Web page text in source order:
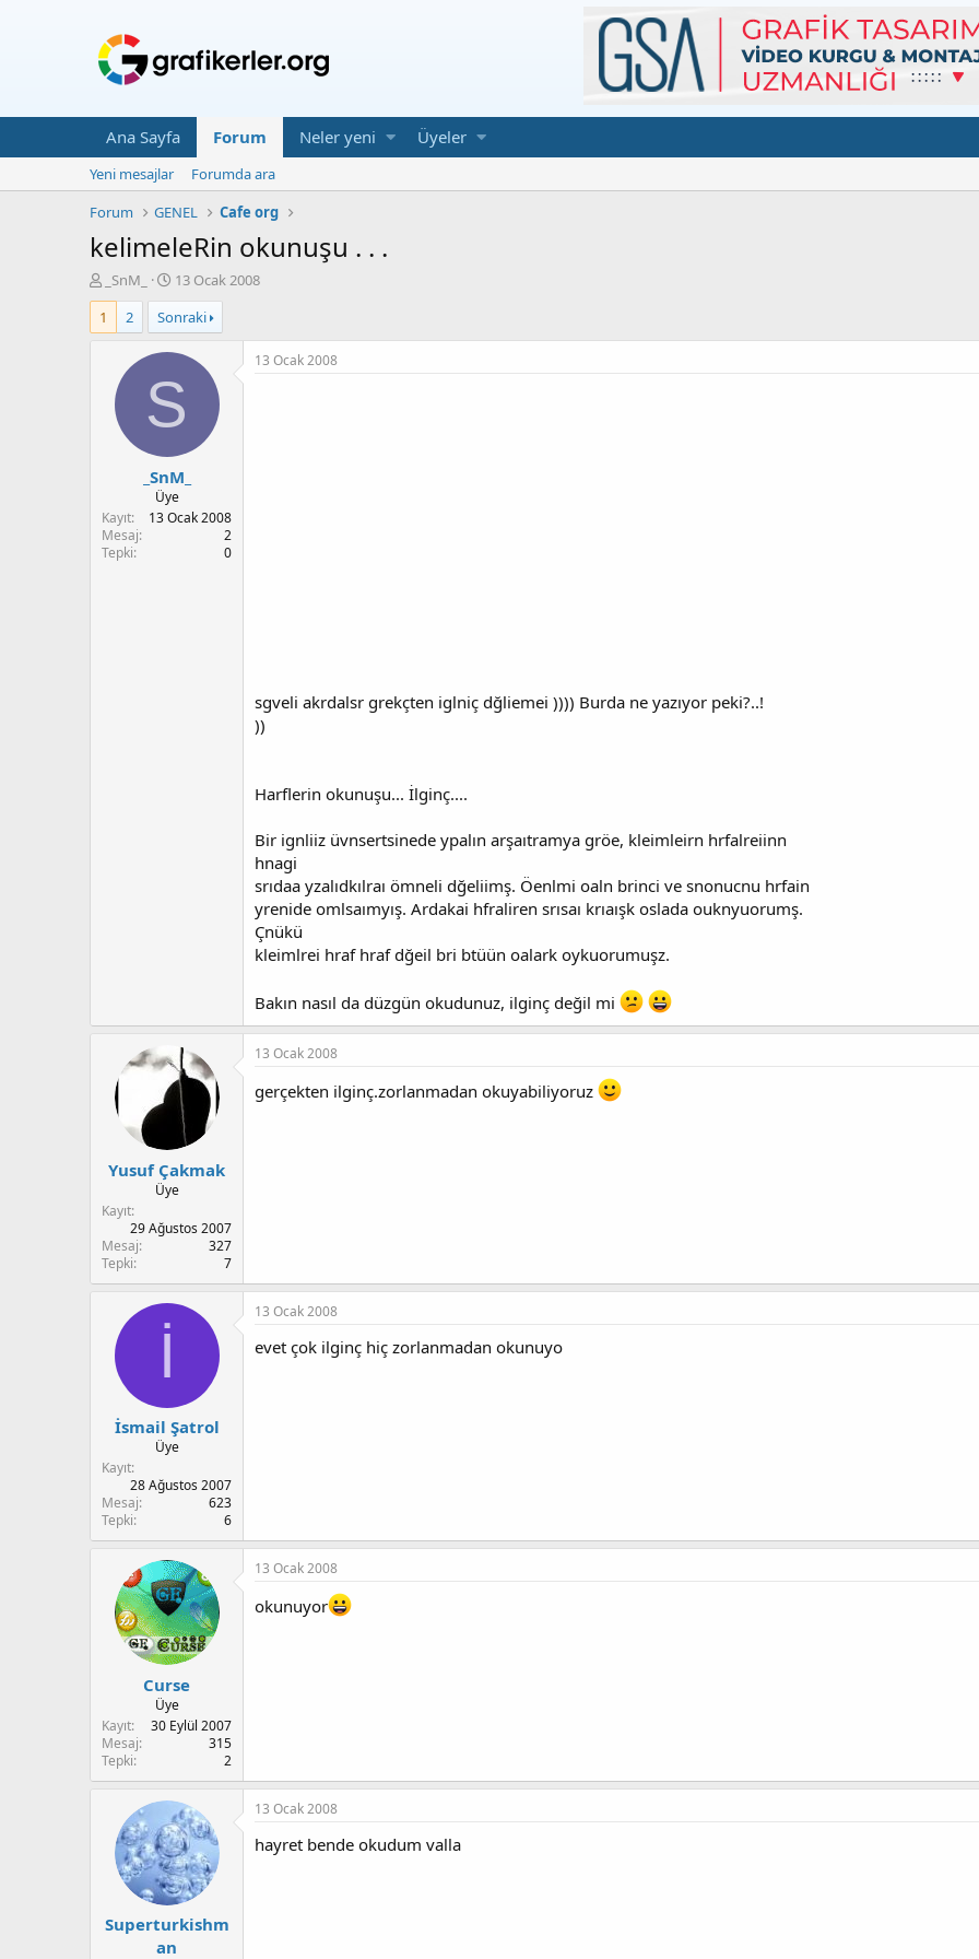
Ana Sayfa Forum Neler yeni Üyeler
Yeni mesajlar
Forumda ara
Forum
GENEL Cafe org
kelimeleRin okunuşu . . .
o
n
u
a
n
_SnM_
B
a
ş
l
a
n
g
ı
T
a
r
i
13 Ocak 2008
1
2 Sonraki
S
_SnM_
Üye
Kayıt
13 Ocak 2008
Mesaj
2
Tepki
0
13 Ocak 2008
sgveli akrdalsr grekçten iglniç dğliemei )))) Burda ne yazıyor peki?..!
))
Harflerin okunuşu... İlginç....
Bir ignliiz üvnsertsinede ypalın arşaıtramya gröe, kleimleirn hrfalreiinn
hnagi
srıdaa yzalıdkılraı ömneli dğeliimş. Öenlmi oaln brinci ve snonucnu hrfain
yrenide omlsaımyış. Ardakai hfraliren srısaı krıaışk oslada ouknyuorumş.
Çnükü
kleimlrei hraf hraf dğeil bri btüün oalark oykuorumuşz.
Bakın nasıl da düzgün okudunuz, ilginç değil mi
Yusuf Çakmak
Üye
Kayıt
29 Ağustos 2007
Mesaj
327
Tepki
7
13 Ocak 2008
gerçekten ilginç.zorlanmadan okuyabiliyoruz
İ
İsmail Şatrol
Üye
Kayıt
28 Ağustos 2007
Mesaj
623
Tepki
6
13 Ocak 2008
evet çok ilginç hiç zorlanmadan okunuyo
Curse
Üye
Kayıt
30 Eylül 2007
Mesaj
315
Tepki
2
13 Ocak 2008
okunuyor
Superturkishm
an
13 Ocak 2008
hayret bende okudum valla